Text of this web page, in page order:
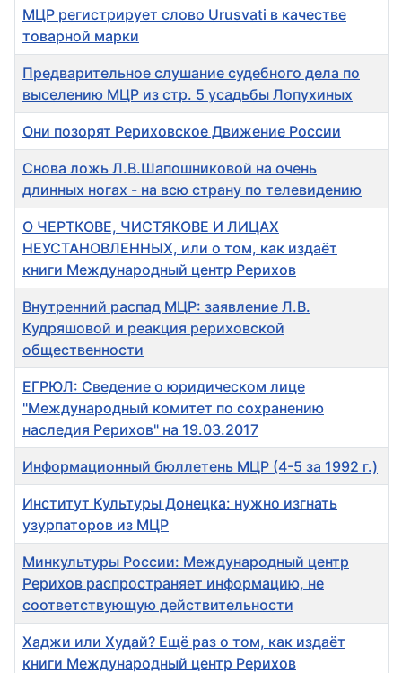
МЦР регистрирует слово Urusvati в качестве
товарной марки
Предварительное слушание судебного дела по
выселению МЦР из стр. 5 усадьбы Лопухиных
Они позорят Рериховское Движение России
Снова ложь Л.В.Шапошниковой на очень
длинных ногах - на всю страну по телевидению
О ЧЕРТКОВЕ, ЧИСТЯКОВЕ И ЛИЦАХ
НЕУСТАНОВЛЕННЫХ, или о том, как издаёт
книги Международный центр Рерихов
Внутренний распад МЦР: заявление Л.В.
Кудряшовой и реакция рериховской
общественности
ЕГРЮЛ: Сведение о юридическом лице
"Международный комитет по сохранению
наследия Рерихов" на 19.03.2017
Информационный бюллетень МЦР (4-5 за 1992 г.)
Институт Культуры Донецка: нужно изгнать
узурпаторов из МЦР
Минкультуры России: Международный центр
Рерихов распространяет информацию, не
соответствующую действительности
Хаджи или Худай? Ещё раз о том, как издаёт
книги Международный центр Рерихов